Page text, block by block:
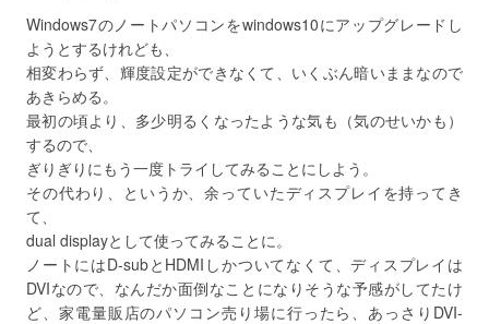
Windows7のノートパソコンをwindows10にアップグレードし
ようとするけれども、
相変わらず、輝度設定ができなくて、いくぶん暗いままなので
あきらめる。
最初の頃より、多少明るくなったような気も（気のせいかも）
するので、
ぎりぎりにもう一度トライしてみることにしよう。
その代わり、というか、余っていたディスプレイを持ってき
て、
dual displayとして使ってみることに。
ノートにはD-subとHDMIしかついてなくて、ディスプレイは
DVIなので、なんだか面倒なことになりそうな予感がしてたけ
ど、家電量販店のパソコン売り場に行ったら、あっさりDVI-